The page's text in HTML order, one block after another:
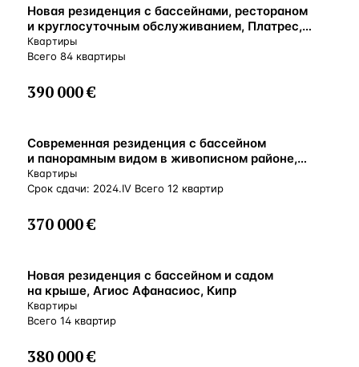
ВНЖ
Новая резиденция с бассейнами, рестораном
и круглосуточным обслуживанием, Платрес,
Кипр
Квартиры
Всего 84 квартиры
390 000 €
ВНЖ
Современная резиденция с бассейном
и панорамным видом в живописном районе,
Лимассол, Кипр
Квартиры
Срок сдачи: 2024.IV Всего 12 квартир
370 000 €
ВНЖ
Новая резиденция с бассейном и садом
на крыше, Агиос Афанасиос, Кипр
Квартиры
Всего 14 квартир
380 000 €